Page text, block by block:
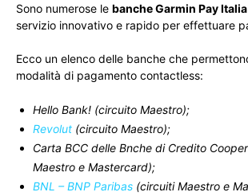
Sono numerose le banche Garmin Pay Italia
servizio innovativo e rapido per effettuare
Ecco un elenco delle banche che
modalità di pagamento contactless:
Hello Bank! (circuito Maestro);
Revolut (circuito Maestro);
Carta BCC delle Bnche di Credito
Maestro e Mastercard);
BNL – BNP Paribas (circuiti Maestro e